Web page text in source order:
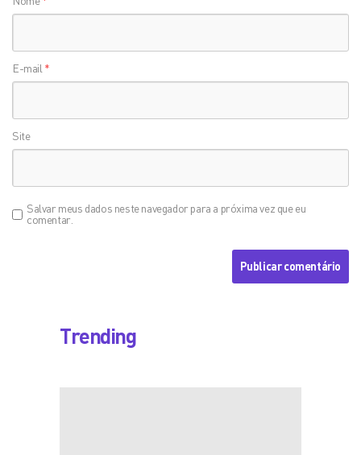
E-mail *
Site
Salvar meus dados neste navegador para a próxima vez que eu
comentar.
Trending